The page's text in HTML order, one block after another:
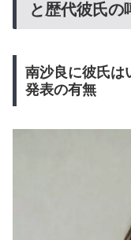
と歴代彼氏の
南沙良に彼氏は
発表の有無